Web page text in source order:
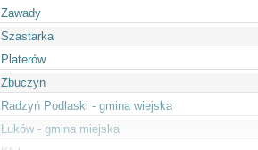
Zawady
Szastarka
Platerów
Zbuczyn
Radzyń Podlaski - gmina wiejska
Łuków - gmina miejska